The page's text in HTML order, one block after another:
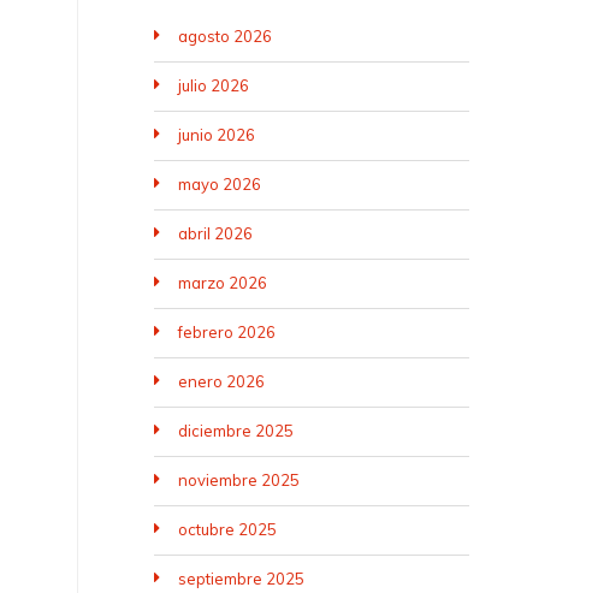
agosto 2026
julio 2026
junio 2026
mayo 2026
abril 2026
marzo 2026
febrero 2026
enero 2026
diciembre 2025
noviembre 2025
octubre 2025
septiembre 2025